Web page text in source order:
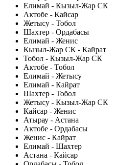
Елимай - Кызыл-Жар СК
Актобе - Кайсар
Жетысу - Тобол
Шахтер - Ордабасы
Елимай - Женис
Кызыл-Жар СК - Кайрат
Тобол - Кызыл-Жар СК
Актобе - Тобол
Елимай - Жетысу
Елимай - Кайрат
Шахтер - Тобол
Жетысу - Кызыл-Жар СК
Кайсар - Женис
Атырау - Астана
Актобе - Ордабасы
Женис - Кайрат
Елимай - Шахтер
Астана - Кайсар